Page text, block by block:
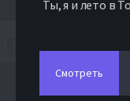
Ты, я и лето в
Смотреть